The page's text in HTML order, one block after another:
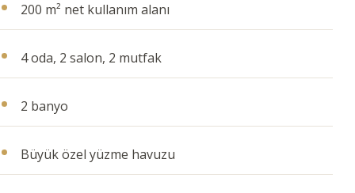
200 m² net kullanım alanı
4 oda, 2 salon, 2 mutfak
2 banyo
Büyük özel yüzme havuzu